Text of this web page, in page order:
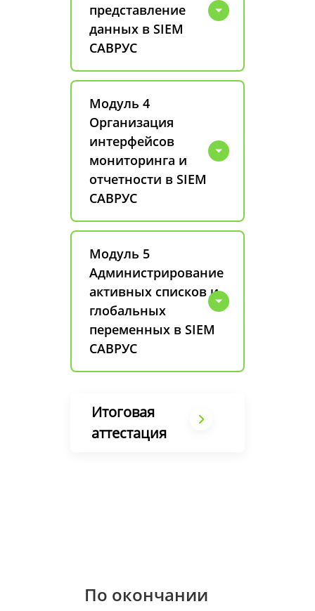
представление
данных в SIEM
САВРУС
Модуль 4
Организация
интерфейсов
мониторинга и
отчетности в SIEM
САВРУС
Модуль 5
Администрирование
активных списков и
глобальных
переменных в SIEM
САВРУС
Итоговая
аттестация
По окончании